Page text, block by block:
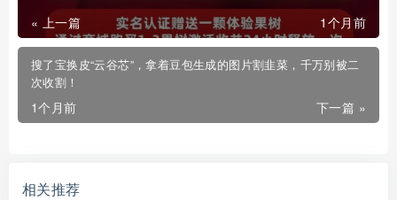
« 上一篇 1个月前
搜了宝换皮“云谷芯”，拿着豆包生成的图片割韭菜，千万别被二
次收割！
下一篇 »
1个月前
相关推荐